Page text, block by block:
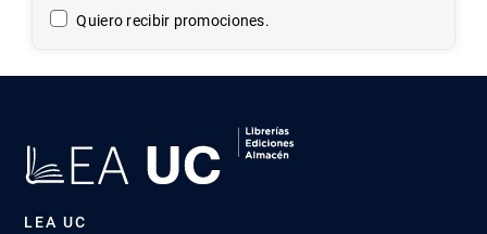
Quiero recibir promociones.
LEA UC